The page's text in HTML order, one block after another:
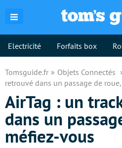
Electricité Forfaits box
Tomsguide.fr Objets Connectés
retrouvé dans un passage de
AirTag : un
dans un
méfiez-vous